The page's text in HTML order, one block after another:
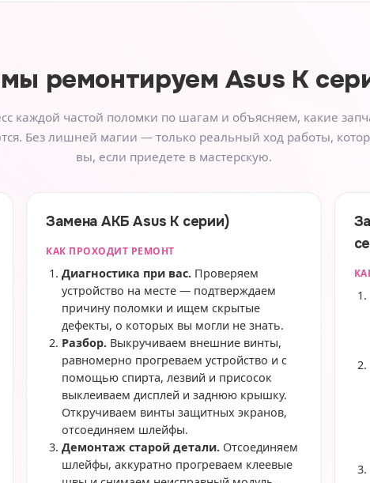
ремонтируем Asus K
каждой частой поломки по шагам и объясняем, какие
Без лишней магии — только реальный ход работы,
вы, если приедете в мастерскую.
Замена АКБ Asus K серии)
КАК ПРОХОДИТ РЕМОНТ
Диагностика при вас. Проверяем
устройство на месте — подтверждаем
причину поломки и ищем скрытые
дефекты, о которых вы могли не знать.
Разбор. Выкручиваем внешние винты,
равномерно прогреваем устройство и с
помощью спирта, лезвий и присосок
выклеиваем дисплей и заднюю крышку.
Откручиваем винты защитных экранов,
отсоединяем шлейфы.
Демонтаж старой детали. Отсоединяем
шлейфы, аккуратно прогреваем клеевые